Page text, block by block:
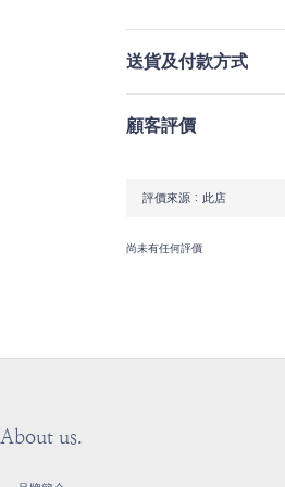
送貨及付款方式
顧客評價
尚未有任何評價
About us.